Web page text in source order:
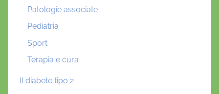
Patologie associate
Pediatria
Sport
Terapia e cura
Il diabete tipo 2